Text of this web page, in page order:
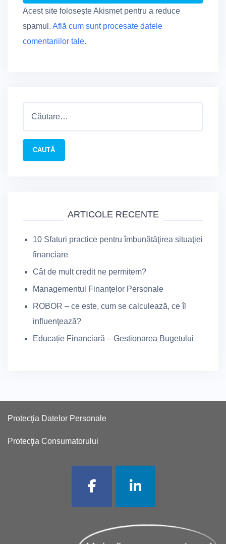
Acest site folosește Akismet pentru a reduce
spamul. Află cum sunt procesate datele
comentariilor tale.
ARTICOLE RECENTE
10 Sfaturi practice pentru îmbunătăţirea situaţiei
financiare
Cât de mult credit ne permitem?
Managementul Finanțelor Personale
ROBOR – ce este, cum se calculează, ce îl
influenţează?
Educație Financiară – Gestionarea Bugetului
Protecţia Datelor Personale
Protecţia Consumatorului